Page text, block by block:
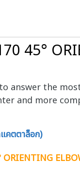
45°
answer the
and more
คตตาล็อก)